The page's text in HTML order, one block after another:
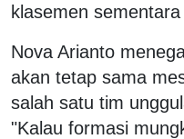
klasemen
Nova Arianto
akan tetap sama
salah satu tim
"Kalau formasi